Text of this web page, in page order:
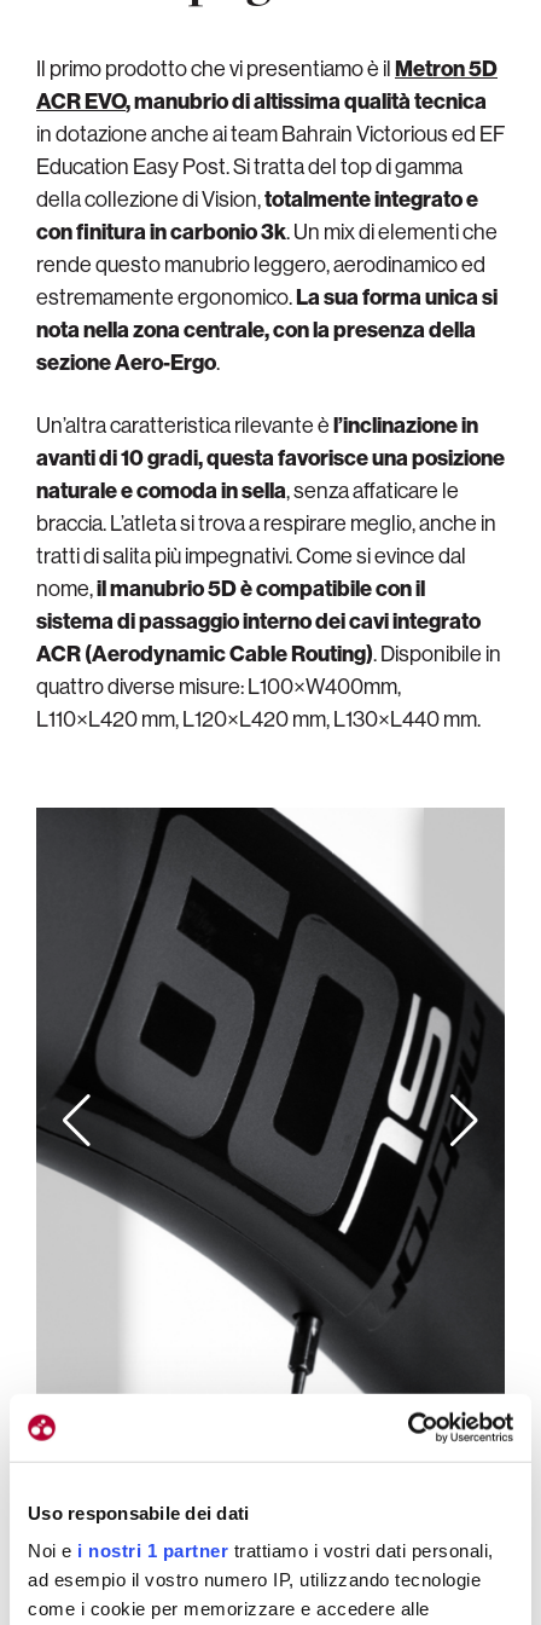
Uso responsabile dei dati
Noi e i nostri 1 partner trattiamo i vostri dati personali,
ad esempio il vostro numero IP, utilizzando tecnologie
come i cookie per memorizzare e accedere alle
Il primo prodotto che vi presentiamo è ilMetron 5D
ACR EVO, manubrio di altissima qualità tecnica
in dotazione anche ai team Bahrain Victorious ed EF
Education Easy Post. Si tratta del top di gamma
della collezione di Vision,totalmente integrato e
con finitura in carbonio 3k. Un mix di elementi che
rende questo manubrio leggero, aerodinamico ed
estremamente ergonomico.La sua forma unica si
nota nella zona centrale, con la presenza della
sezione Aero-Ergo.
Un’altra caratteristica rilevante èl’inclinazione in
avanti di 10 gradi, questa favorisce una posizione
naturale e comoda in sella, senza affaticare le
braccia. L’atleta si trova a respirare meglio, anche in
tratti di salita più impegnativi. Come si evince dal
nome,il manubrio 5D è compatibile con il
sistema di passaggio interno dei cavi integrato
ACR (Aerodynamic Cable Routing). Disponibile in
quattro diverse misure: L100×W400mm,
L110×L420 mm, L120×L420 mm, L130×L440 mm.
Il profilo da 60 mm delle ruote Metron è pensato per i
1/3